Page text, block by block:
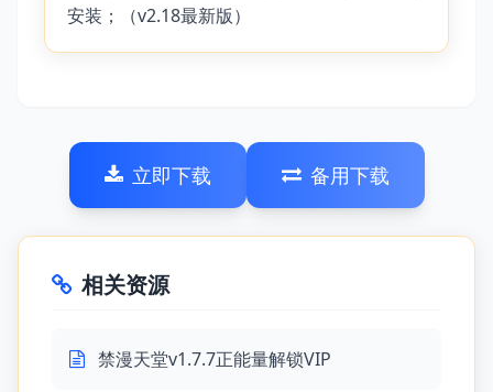
安装；（v2.18最新版）
立即下载 备用下载
相关资源
禁漫天堂v1.7.7正能量解锁VIP